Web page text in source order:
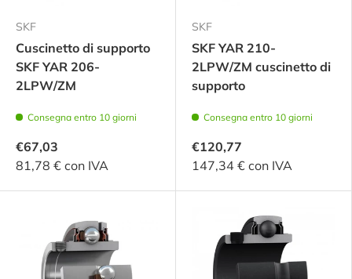
SKF
Cuscinetto di supporto
SKF YAR 206-
2LPW/ZM
Consegna entro 10 giorni
€67,03
81,78 € con IVA
SKF
SKF YAR 210-
2LPW/ZM cuscinetto di
supporto
Consegna entro 10 giorni
€120,77
147,34 € con IVA